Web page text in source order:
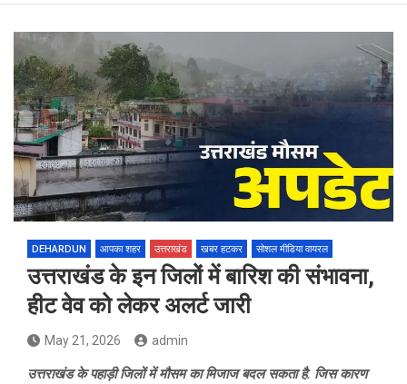
DEHARDUN आपका शहर उत्तराखंड खबर हटकर सोशल मीडिया वायरल
उत्तराखंड के इन जिलों में बारिश की संभावना,
हीट वेव को लेकर अलर्ट जारी
May 21, 2026 admin
उत्तराखंड के पहाड़ी जिलों में मौसम का मिजाज बदल सकता है. जिस कारण